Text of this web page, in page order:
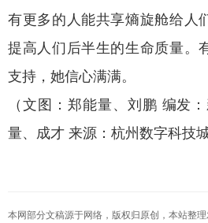
有更多的人能共享熵旋舱给人
提高人们后半生的生命质量。
支持，她信心满满。
（文图：郑能量、刘鹏 编发
量、成才 来源：杭州数字科技城
本网部分文稿源于网络，版权归原创，本站整